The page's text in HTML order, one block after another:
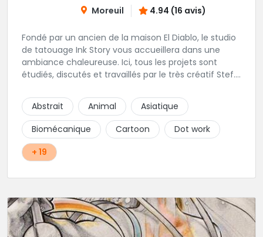
Moreuil 4.94 (16 avis)
Fondé par un ancien de la maison El Diablo, le studio
de tatouage Ink Story vous accueillera dans une
ambiance chaleureuse. Ici, tous les projets sont
étudiés, discutés et travaillés par le très créatif Stef.
Abstrait
Animal
Asiatique
Biomécanique
Cartoon
Dot work
+ 19